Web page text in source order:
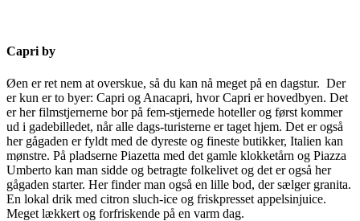
Capri by
Øen er ret nem at overskue, så du kan nå meget på en dagstur. Der
er kun er to byer: Capri og Anacapri, hvor Capri er hovedbyen. Det
er her filmstjernerne bor på fem-stjernede hoteller og først kommer
ud i gadebilledet, når alle dags-turisterne er taget hjem. Det er også
her gågaden er fyldt med de dyreste og fineste butikker, Italien kan
mønstre. På pladserne Piazetta med det gamle klokketårn og Piazza
Umberto kan man sidde og betragte folkelivet og det er også her
gågaden starter. Her finder man også en lille bod, der sælger granita.
En lokal drik med citron sluch-ice og friskpresset appelsinjuice.
Meget lækkert og forfriskende på en varm dag.